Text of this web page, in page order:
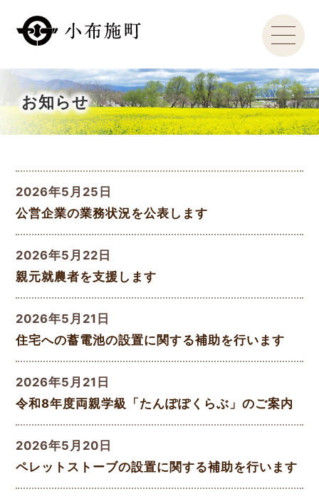
お知らせ
2026年5月25日
公営企業の業務状況を公表します
2026年5月22日
親元就農者を支援します
2026年5月21日
住宅への蓄電池の設置に関する補助を行います
2026年5月21日
令和8年度両親学級「たんぽぽくらぶ」のご案内
2026年5月20日
ペレットストーブの設置に関する補助を行います